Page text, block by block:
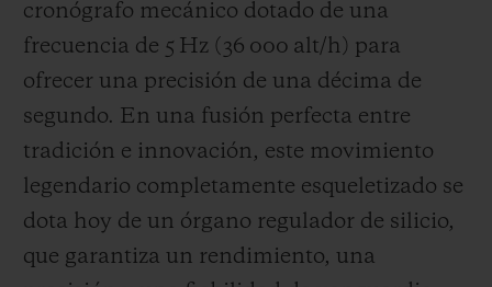
cronógrafo mecánico dotado de una
frecuencia de 5 Hz ( 36 000 alt/h) para
ofrecer una precisión de una décima de
segundo. En una fusión perfecta entre
tradición e innovación, este movimiento
legendario completamente esqueletizado se
dota hoy de un órgano regulador de silicio,
que garantiza un rendimiento, una